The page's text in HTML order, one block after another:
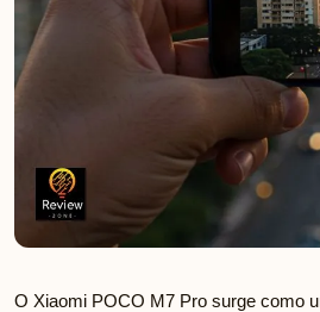
O Xiaomi POCO M7 Pro surge como